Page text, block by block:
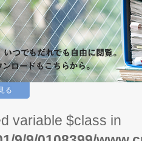
る
variable $class in